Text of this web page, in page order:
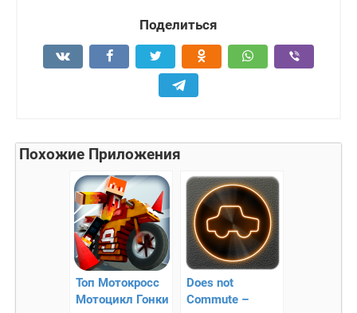
Поделиться
Похожие Приложения
Топ Мотокросс
Мотоцикл Гонки
Does not
Commute –